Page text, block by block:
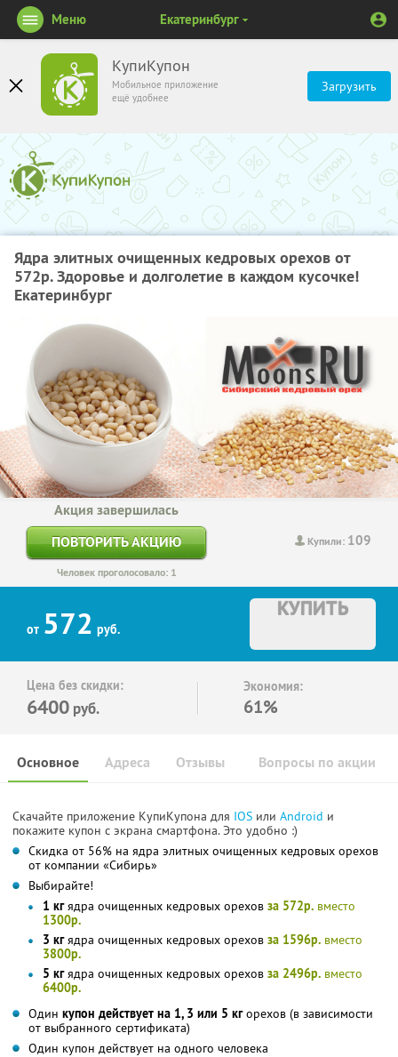
КупиКупон
Мобильное приложение
ещё удобнее
Загрузить
Меню Екатеринбург
Ядра элитных очищенных кедровых орехов от
572р. Здоровье и долголетие в каждом кусочке!
Екатеринбург
Купили: 109
Акция завершилась
ПОВТОРИТЬ АКЦИЮ
Человек проголосовало: 1
от 572 руб.
КУПИТЬ
Цена без скидки:
6400 руб.
Экономия:
61%
Основное Отзывы Вопросы по акции
Адреса
Скачайте приложение КупиКупона для IOS или Android и
покажите купон с экрана смартфона. Это удобно :)
Скидка от 56% на ядра элитных очищенных кедровых орехов
от компании «Сибирь»
Выбирайте!
1 кгядра очищенных кедровых орехов за 572р. вместо
1300р.
3 кгядра очищенных кедровых орехов за 1596р. вместо
3800р.
5 кгядра очищенных кедровых орехов за 2496р. вместо
6400р.
Один купон действует на 1, 3 или 5 кгорехов (в зависимости
от выбранного сертификата)
Один купон действует на одного человека